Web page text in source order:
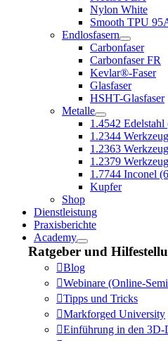
Nylon White
Smooth TPU
Endlosfasern
Carbonfaser
Carbonfaser FR
Kevlar®-Faser
Glasfaser
HSHT-Glasfaser
Metalle
1.4542 Edelstahl
1.2344
1.2363
1.2379
1.7744 Inconel
Kupfer
Shop
Dienstleistung
Praxisberichte
Academy
Ratgeber und
Blog
Webinare (Online-
Tipps und Tricks
Markforged University
Einführung in den 3D-